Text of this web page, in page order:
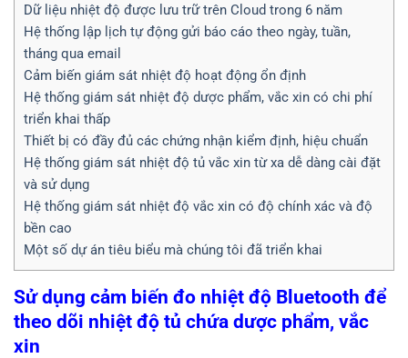
Dữ liệu nhiệt độ được lưu trữ trên Cloud trong 6 năm
Hệ thống lập lịch tự động gửi báo cáo theo ngày, tuần,
tháng qua email
Cảm biến giám sát nhiệt độ hoạt động ổn định
Hệ thống giám sát nhiệt độ dược phẩm, vắc xin có chi phí
triển khai thấp
Thiết bị có đầy đủ các chứng nhận kiểm định, hiệu chuẩn
Hệ thống giám sát nhiệt độ tủ vắc xin từ xa dễ dàng cài đặt
và sử dụng
Hệ thống giám sát nhiệt độ vắc xin có độ chính xác và độ
bền cao
Một số dự án tiêu biểu mà chúng tôi đã triển khai
Sử dụng cảm biến đo nhiệt độ Bluetooth để
theo dõi nhiệt độ tủ chứa dược phẩm, vắc
xin